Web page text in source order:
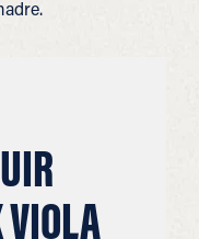
VIOLA